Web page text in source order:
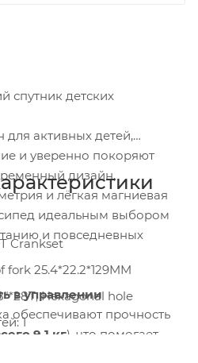
спутник детских
для активных детей,
и уверенно покоряют
дизайн,
и лёгкая магниевая
идеальным выбором
и повседневных
в управлении
обеспечивают прочность
9,1 кг), что помогает
и управлять
Crankset
fork 25.4*22.2*129MM
Hexagonal hole
1